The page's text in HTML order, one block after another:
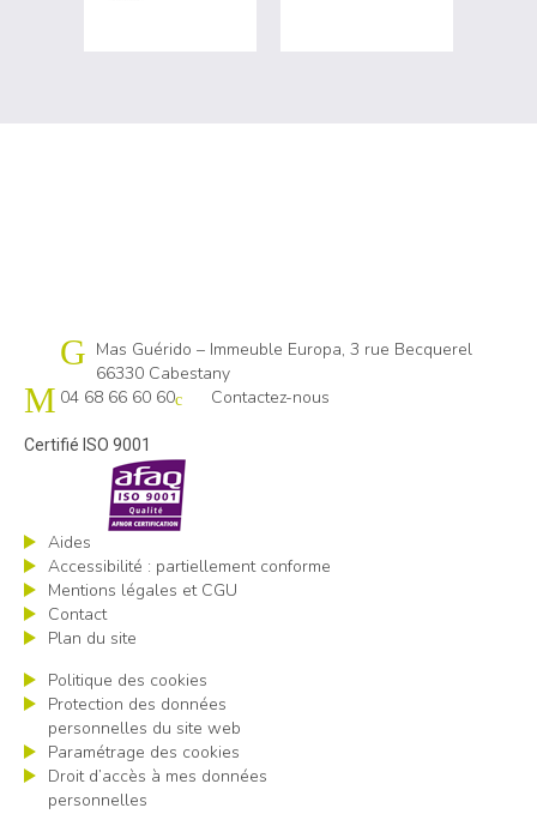
Cap emploi 66
Mas Guérido – Immeuble Europa, 3 rue Becquerel
66330 Cabestany
04 68 66 60 60
Contactez-nous
Certifié ISO 9001
Aides
Accessibilité : partiellement conforme
Mentions légales et CGU
Contact
Plan du site
Politique des cookies
Protection des données
personnelles du site web
Paramétrage des cookies
Droit d’accès à mes données
personnelles